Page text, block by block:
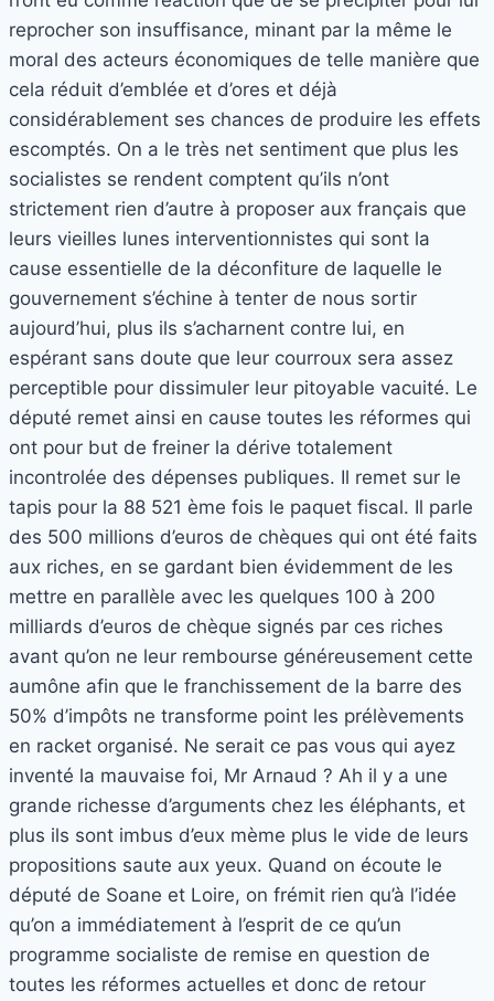
reprocher son insuffisance, minant par la même le
moral des acteurs économiques de telle manière que
cela réduit d’emblée et d’ores et déjà
considérablement ses chances de produire les effets
escomptés. On a le très net sentiment que plus les
socialistes se rendent comptent qu’ils n’ont
strictement rien d’autre à proposer aux français que
leurs vieilles lunes interventionnistes qui sont la
cause essentielle de la déconfiture de laquelle le
gouvernement s’échine à tenter de nous sortir
aujourd’hui, plus ils s’acharnent contre lui, en
espérant sans doute que leur courroux sera assez
perceptible pour dissimuler leur pitoyable vacuité. Le
député remet ainsi en cause toutes les réformes qui
ont pour but de freiner la dérive totalement
incontrolée des dépenses publiques. Il remet sur le
tapis pour la 88 521 ème fois le paquet fiscal. Il parle
des 500 millions d’euros de chèques qui ont été faits
aux riches, en se gardant bien évidemment de les
mettre en parallèle avec les quelques 100 à 200
milliards d’euros de chèque signés par ces riches
avant qu’on ne leur rembourse généreusement cette
aumône afin que le franchissement de la barre des
50% d’impôts ne transforme point les prélèvements
en racket organisé. Ne serait ce pas vous qui ayez
inventé la mauvaise foi, Mr Arnaud ? Ah il y a une
grande richesse d’arguments chez les éléphants, et
plus ils sont imbus d’eux mème plus le vide de leurs
propositions saute aux yeux. Quand on écoute le
député de Soane et Loire, on frémit rien qu’à l’idée
qu’on a immédiatement à l’esprit de ce qu’un
programme socialiste de remise en question de
toutes les réformes actuelles et donc de retour